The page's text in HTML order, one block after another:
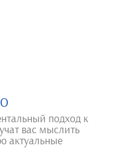
подход к
вас мыслить
актуальные